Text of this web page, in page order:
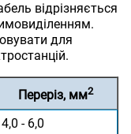
відрізняється
для
Переріз, мм2
4,0 - 6,0